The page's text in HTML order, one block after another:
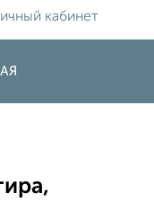
кабинет